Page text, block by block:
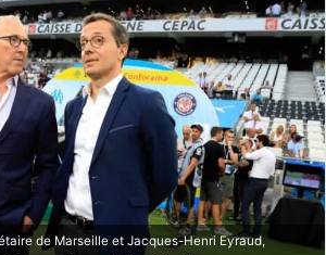
de Marseille et Jacques-Henri Eyraud,